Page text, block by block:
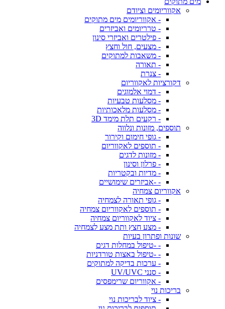
אקווריומים וציודם
- אקווריומים מים מתוקים
- טרריומים ואביזרים
- פילטרים ואביזרי סינון
- מצעים, חול וחצץ
- משאבות למתוקים
- תאורה
- צנרת
דקורציות לאקווריום
- דמוי אלמוגים
- מסלעות טבעיות
- מסלעות מלאכותיות
- רקעים תלת מימד 3D
תוספים, מזונות ונלווה
- גופי חימום וקירור
- תוספים לאקווריום
- מזונות לדגים
- פרלון וסינון
- מדיות ובקטריות
- -אביזרים שימושיים
אקווריום צמחיה
- גופי תאורה לצמחיה
- תוספים לאקווריום צמחיה
- ציוד לאקווריום צמחיה
- מצע חצץ ותת מצע לצמחיה
שונות ופתרון בעיות
- -טיפול במחלות דגים
- -טיפול באצות טורדניות
- ערכות בדיקה למתוקים
- סנני UV/UVC
- אקווריום שרימפסים
בריכות נוי
- ציוד לבריכות נוי